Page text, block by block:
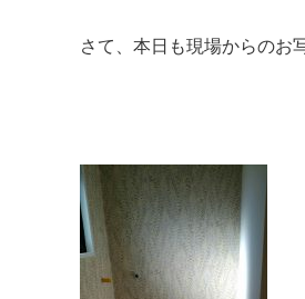
さて、本日も現場からのお